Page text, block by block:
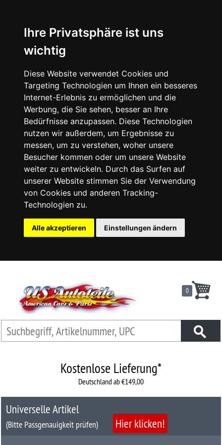
Ihre Privatsphäre ist uns
wichtig
Diese Website verwendet Cookies und
Targeting Technologien um Ihnen ein besseres
Internet-Erlebnis zu ermöglichen und die
Werbung, die Sie sehen, besser an Ihre
Bedürfnisse anzupassen. Diese Technologien
nutzen wir außerdem, um Ergebnisse zu
messen, um zu verstehen, woher unsere
Besucher kommen oder um unsere Website
weiter zu entwickeln. Durch das Surfen auf
unserer Website stimmen Sie der Verwendung
von Cookies und anderen Tracking-
Technologien zu.
Alle akzeptieren Einstellungen ändern
09503
nach
Universelles
Zubehör
Anfrage
Kontaktformular
|
Carport
0
Kostenlose Lieferung*
Deutschland ab €149,00
Universelle Artikel
(Bitte Passgenauigkeit prüfen)
Hier klicken!